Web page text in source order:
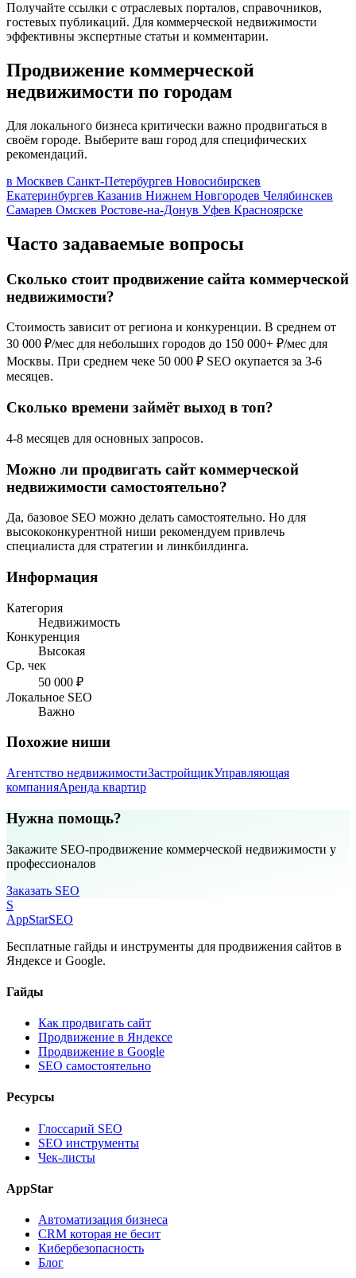
Получайте ссылки с отраслевых порталов, справочников,
гостевых публикаций. Для коммерческой недвижимости
эффективны экспертные статьи и комментарии.
Продвижение коммерческой
недвижимости по городам
Для локального бизнеса критически важно продвигаться в
своём городе. Выберите ваш город для специфических
рекомендаций.
в Москвев Санкт-Петербургев Новосибирскев
Екатеринбургев Казанив Нижнем Новгородев Челябинскев
Самарев Омскев Ростове-на-Донув Уфев Красноярске
Часто задаваемые вопросы
Сколько стоит продвижение сайта коммерческой
недвижимости?
Стоимость зависит от региона и конкуренции. В среднем от
30 000 ₽/мес для небольших городов до 150 000+ ₽/мес для
Москвы. При среднем чеке 50 000 ₽ SEO окупается за 3-6
месяцев.
Сколько времени займёт выход в топ?
4-8 месяцев для основных запросов.
Можно ли продвигать сайт коммерческой
недвижимости самостоятельно?
Да, базовое SEO можно делать самостоятельно. Но для
высококонкурентной ниши рекомендуем привлечь
специалиста для стратегии и линкбилдинга.
Информация
Категория
Недвижимость
Конкуренция
Высокая
Ср. чек
50 000 ₽
Локальное SEO
Важно
Похожие ниши
Агентство недвижимостиЗастройщикУправляющая
компанияАренда квартир
Нужна помощь?
Закажите SEO-продвижение коммерческой недвижимости у
профессионалов
Заказать SEO
S
AppStarSEO
Бесплатные гайды и инструменты для продвижения сайтов в
Яндексе и Google.
Гайды
Как продвигать сайт
Продвижение в Яндексе
Продвижение в Google
SEO самостоятельно
Ресурсы
Глоссарий SEO
SEO инструменты
Чек-листы
AppStar
Автоматизация бизнеса
CRM которая не бесит
Кибербезопасность
Блог